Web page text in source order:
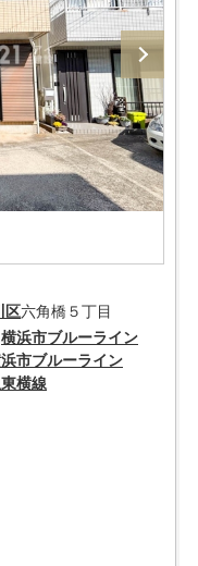
区六角橋５丁目
横浜市ブルーライン
市ブルーライン
横線